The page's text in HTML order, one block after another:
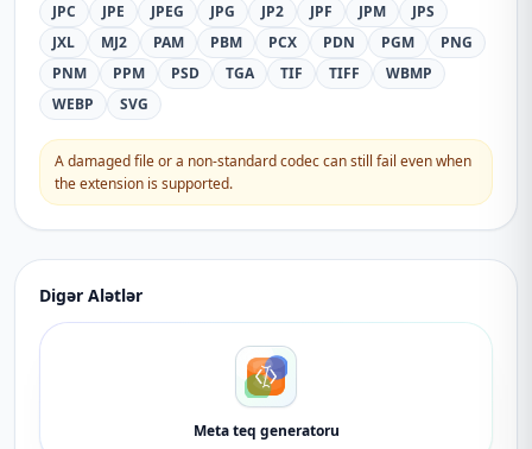
JPC
JPE JPEG JPG JP2 JPF JPM
JPS
JXL
MJ2 PAM PBM PCX PDN PGM
PNG
PNM
PPM PSD TGA TIF TIFF
WBMP
WEBP
SVG
A damaged file or a non-standard codec can still fail even when
the extension is supported.
Digər Alətlər
Meta teq generatoru